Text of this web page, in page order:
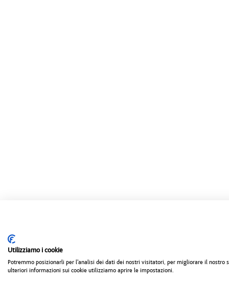
Utilizziamo i cookie
Potremmo posizionarli per l'analisi dei dati dei nostri visitatori, per migliorare il nostro
ulteriori informazioni sui cookie utilizziamo aprire le impostazioni.